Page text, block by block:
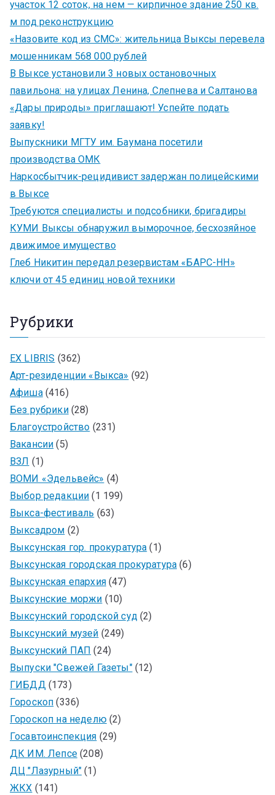
участок 12 соток, на нем — кирпичное здание 250 кв.
м под реконструкцию
«Назовите код из СМС»: жительница Выксы перевела
мошенникам 568 000 рублей
В Выксе установили 3 новых остановочных
павильона: на улицах Ленина, Слепнева и Салтанова
«Дары природы» приглашают! Успейте подать
заявку!
Выпускники МГТУ им. Баумана посетили
производства ОМК
Наркосбытчик-рецидивист задержан полицейскими
в Выксе
Требуются специалисты и подсобники, бригадиры
КУМИ Выксы обнаружил выморочное, бесхозяйное
движимое имущество
Глеб Никитин передал резервистам «БАРС-НН»
ключи от 45 единиц новой техники
Рубрики
EX LIBRIS (362)
Арт-резиденции «Выкса» (92)
Афиша(416)
Без рубрики(28)
Благоустройство (231)
Вакансии (5)
ВЗЛ (1)
ВОМИ «Эдельвейс» (4)
Выбор редакции (1 199)
Выкса-фестиваль (63)
Выксадром (2)
Выксунская гор. прокуратура (1)
Выксунская городская прокуратура (6)
Выксунская епархия(47)
Выксунские моржи (10)
Выксунский городской суд(2)
Выксунский музей (249)
Выксунский ПАП (24)
Выпуски "Свежей Газеты"(12)
ГИБДД(173)
Гороскоп (336)
Гороскоп на неделю(2)
Госавтоинспекция (29)
ДК ИМ. Лепсе(208)
ДЦ "Лазурный" (1)
ЖКХ (141)